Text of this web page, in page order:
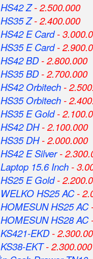
Z- 2.500.000
Z- 2.400.000
E Card-
E Card-
BD- 2.800.000
BD- 2.700.000
Orbitech -
Orbitech -
E Gold-
DH- 2.100.000
DH- 2.000.000
E Silver-
15.6 Inch -
E Gold-
HS25 AC-
HS25 AC
HS28 AC
EKD-
EKT- 2.300.000